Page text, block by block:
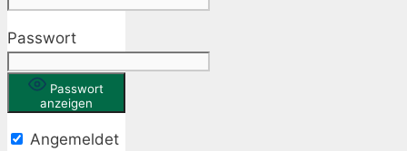
Passwort
Passwort
anzeigen
Angemeldet